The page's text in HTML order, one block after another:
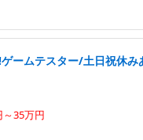
ームテスター/土日祝休み
～35万円